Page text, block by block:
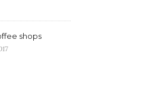
shops